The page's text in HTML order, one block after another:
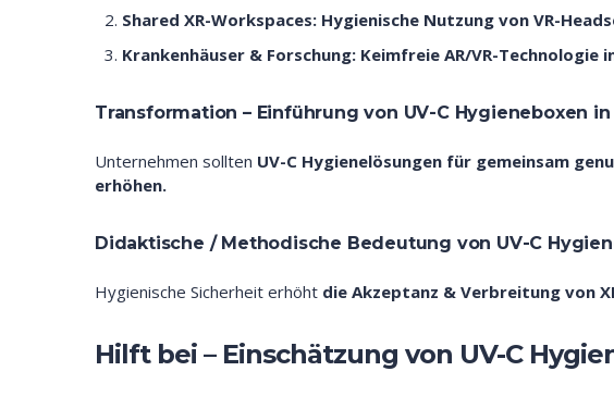
Shared XR-Workspaces: Hygienische Nutzung von VR-
Krankenhäuser & Forschung: Keimfreie AR/VR-Technologie
Transformation – Einführung von UV-C Hygieneboxen
Unternehmen sollten UV-C Hygienelösungen für gemeinsam
erhöhen.
Didaktische / Methodische Bedeutung von UV-C
Hygienische Sicherheit erhöht die Akzeptanz & Verbreitung von
Hilft bei – Einschätzung von UV-C